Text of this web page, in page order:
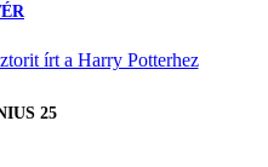
írt a Harry Potterhez
25